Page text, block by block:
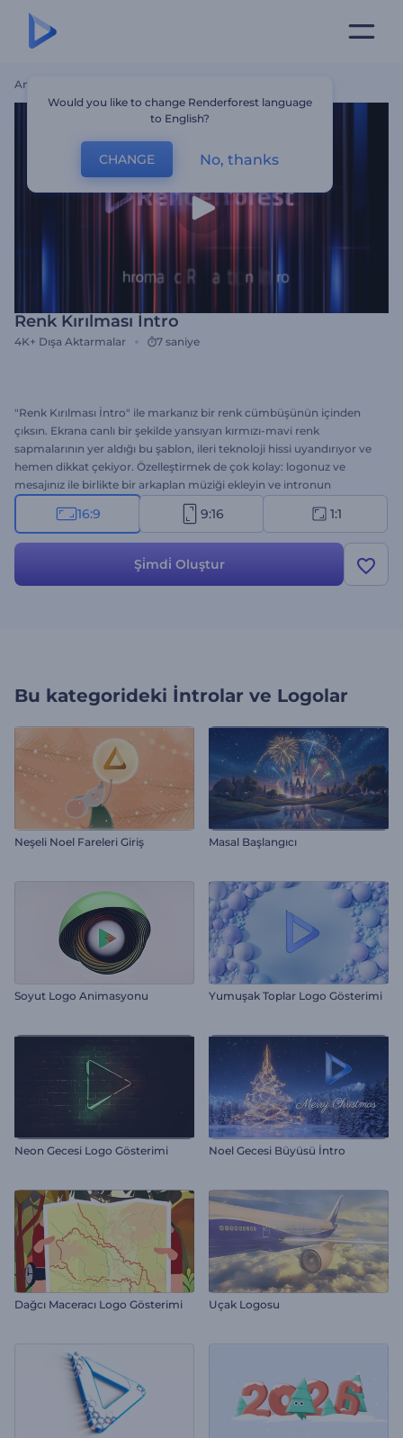
Ana Sayfa
Renk Kırılması İntro
4K+ Dışa Aktarmalar 7 saniye
"Renk Kırılması İntro" ile markanız bir renk cümbüşünün içinden
çıksın. Ekrana canlı bir şekilde yansıyan kırmızı-mavi renk
sapmalarının yer aldığı bu şablon, ileri teknoloji hissi uyandırıyor ve
hemen dikkat çekiyor. Özelleştirmek de çok kolay: logonuz ve
mesajınız ile birlikte bir arkaplan müziği ekleyin ve intronun
hazırlanmasını bekleyin. Teknoloji, oyun, fütüristik introlar ve etkili
giriş videoları için mükemmel bir seçenek. Hemen oluşturun, ilk
16:9 9:16 1:1
Şi̇mdi̇ Oluştur
Bu kategorideki İntrolar ve Logolar
Neşeli Noel Fareleri Giriş Masal Başlangıcı
Soyut Logo Animasyonu Yumuşak Toplar Logo Gösterimi
Neon Gecesi Logo Gösterimi Noel Gecesi Büyüsü İntro
Dağcı Maceracı Logo Gösterimi Uçak Logosu
Would you like to change Renderforest language
to English?
CHANGE No, thanks